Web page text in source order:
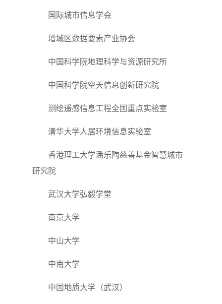
国际城市信息学会
增城区数据要素产业协会
中国科学院地理科学与资源研究所
中国科学院空天信息创新研究院
测绘遥感信息工程全国重点实验室
清华大学人居环境信息实验室
香港理工大学潘乐陶慈善基金智慧城市
研究院
武汉大学弘毅学堂
南京大学
中山大学
中南大学
中国地质大学（武汉）